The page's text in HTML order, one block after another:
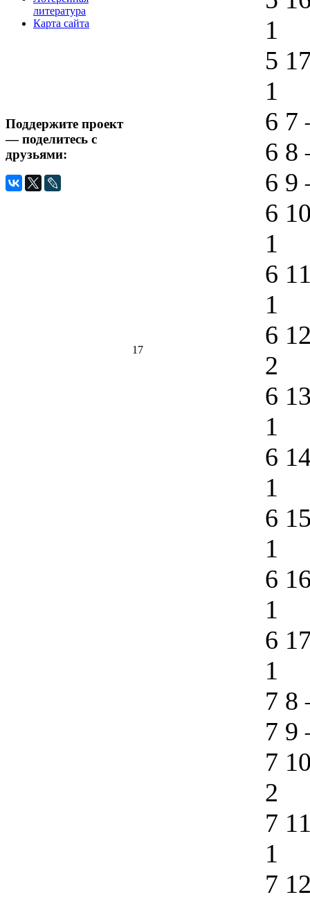
литература
Карта сайта
Поддержите проект
— поделитесь с
друзьями:
17
1
5
1
6 7
6 8
6 9
6
1
6
1
6
2
6
1
6
1
6
1
6
1
6
1
7 8
7 9
7
2
7
1
7